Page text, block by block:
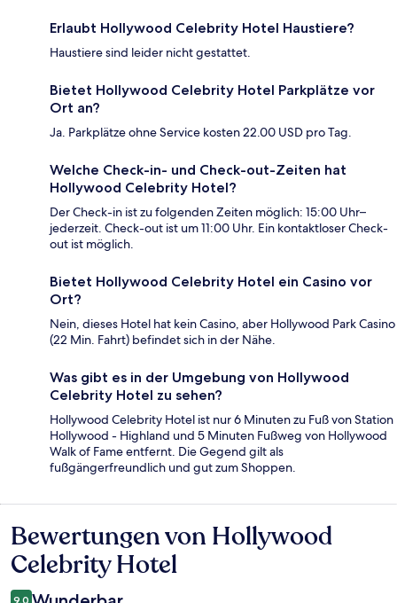
Erlaubt Hollywood Celebrity Hotel Haustiere?
Haustiere sind leider nicht gestattet.
Bietet Hollywood Celebrity Hotel Parkplätze vor
Ort an?
Ja. Parkplätze ohne Service kosten 22.00 USD pro Tag.
Welche Check-in- und Check-out-Zeiten hat
Hollywood Celebrity Hotel?
Der Check-in ist zu folgenden Zeiten möglich: 15:00 Uhr–
jederzeit. Check-out ist um 11:00 Uhr. Ein kontaktloser Check-
out ist möglich.
Bietet Hollywood Celebrity Hotel ein Casino vor
Ort?
Nein, dieses Hotel hat kein Casino, aber Hollywood Park Casino
(22 Min. Fahrt) befindet sich in der Nähe.
Was gibt es in der Umgebung von Hollywood
Celebrity Hotel zu sehen?
Hollywood Celebrity Hotel ist nur 6 Minuten zu Fuß von Station
Hollywood - Highland und 5 Minuten Fußweg von Hollywood
Walk of Fame entfernt. Die Gegend gilt als
fußgängerfreundlich und gut zum Shoppen.
Bewertungen
Bewertungen von Hollywood
Celebrity Hotel
9,0